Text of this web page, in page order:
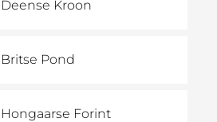
Deense Kroon
Britse Pond
Hongaarse Forint